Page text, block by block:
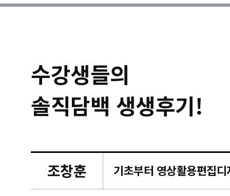
수강생들의
솔직담백 생생후기!
조창훈